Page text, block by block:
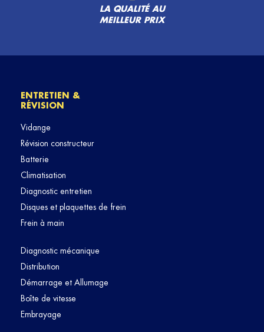
LA QUALITÉ AU
MEILLEUR PRIX
ENTRETIEN &
RÉVISION
Vidange
Révision constructeur
Batterie
Climatisation
Diagnostic entretien
Disques et plaquettes de frein
Frein à main
Diagnostic mécanique
Distribution
Démarrage et Allumage
Boîte de vitesse
Embrayage